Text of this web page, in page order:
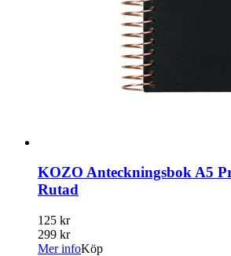
KOZO Anteckningsbok A5
Rutad
125 kr
299 kr
Mer infoKöp